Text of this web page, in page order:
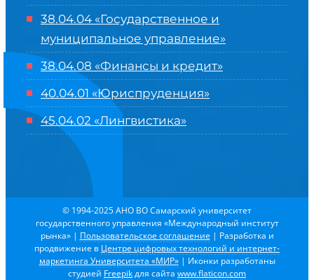
38.04.04 «Государственное и
муниципальное управление»
38.04.08 «Финансы и кредит»
40.04.01 «Юриспруденция»
45.04.02 «Лингвистика»
© 1994-2025 АНО ВО Самарский университет
государственного управления «Международный институт
рынка» | Пользовательское соглашение | Разработка и
продвижение в Центре цифровых технологий и интернет-
маркетинга Университета «МИР»| Иконки разработаны
студией Freepikдля сайта www.flaticon.com